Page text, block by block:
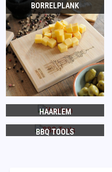
BORRELPLANK
HAARLEM
BBQ TOOLS